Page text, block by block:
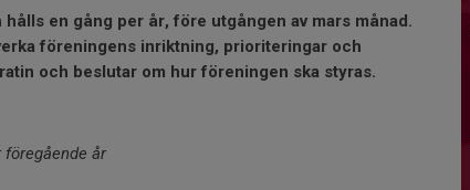
en gång per år, före utgången av mars månad.
föreningens inriktning, prioriteringar och
och beslutar om hur föreningen ska styras.
år